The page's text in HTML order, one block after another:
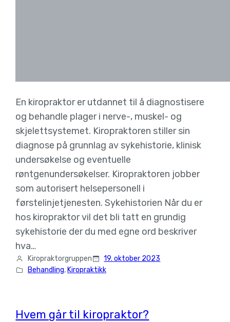
En kiropraktor er utdannet til å diagnostisere
og behandle plager i nerve-, muskel- og
skjelettsystemet. Kiropraktoren stiller sin
diagnose på grunnlag av sykehistorie, klinisk
undersøkelse og eventuelle
røntgenundersøkelser. Kiropraktoren jobber
som autorisert helsepersonell i
førstelinjetjenesten. Sykehistorien Når du er
hos kiropraktor vil det bli tatt en grundig
sykehistorie der du med egne ord beskriver
hva…
Kiropraktorgruppen
19. oktober 2023
Behandling, Kiropraktikk
Hvem går til kiropraktor?